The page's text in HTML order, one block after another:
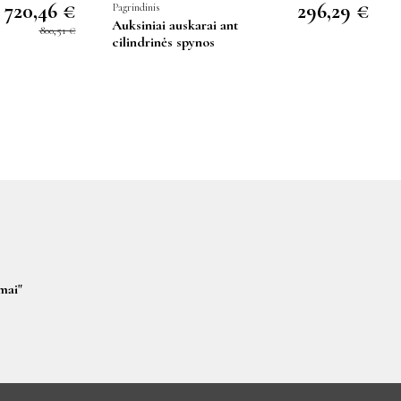
720,46 €
800,51 €
Pagrindinis
Auksiniai auskarai ant
cilindrinės spynos
296,29 €